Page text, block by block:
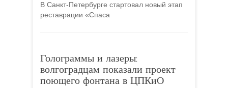
В Санкт-Петербурге стартовал новый этап
реставрации «Спаса
Голограммы и лазеры:
волгоградцам показали проект
поющего фонтана в ЦПКиО